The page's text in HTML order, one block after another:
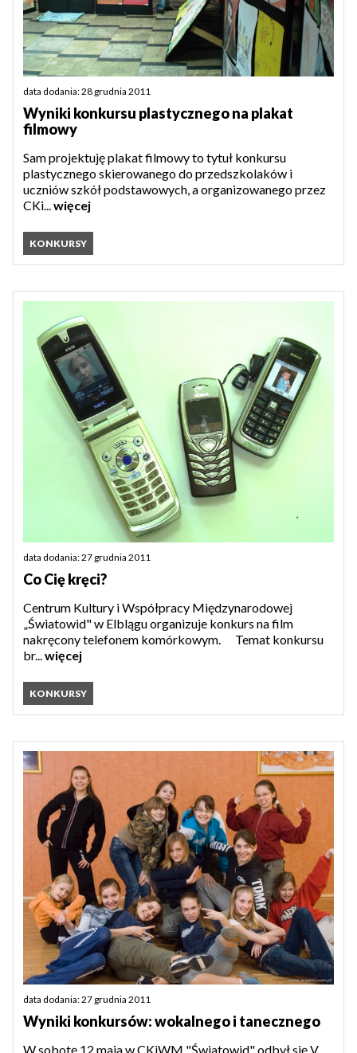
data dodania: 28 grudnia 2011
Wyniki konkursu plastycznego na plakat
filmowy
Sam projektuję plakat filmowy to tytuł konkursu
plastycznego skierowanego do przedszkolaków i
uczniów szkół podstawowych, a organizowanego przez
CKi... więcej
KONKURSY
data dodania: 27 grudnia 2011
Co Cię kręci?
Centrum Kultury i Współpracy Międzynarodowej
„Światowid" w Elblągu organizuje konkurs na film
nakręcony telefonem komórkowym. Temat konkursu
br...więcej
KONKURSY
data dodania: 27 grudnia 2011
Wyniki konkursów: wokalnego i tanecznego
W sobotę 12 maja w CKiWM "Światowid" odbył się V